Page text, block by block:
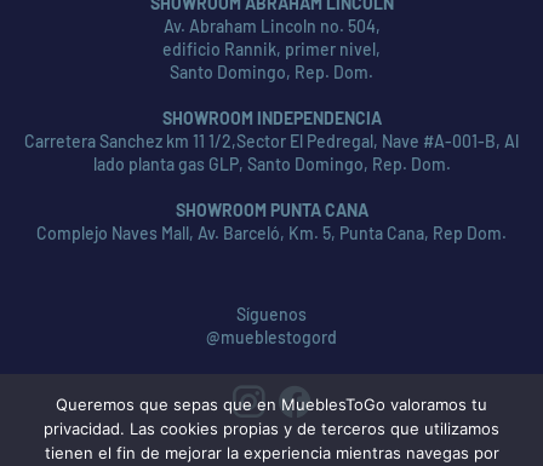
Av. Abraham Lincoln no. 504,
edificio Rannik, primer nivel,
Santo Domingo, Rep. Dom.
SHOWROOM INDEPENDENCIA
Carretera Sanchez km 11 1/2,Sector El Pedregal, Nave #A-001-B, Al
lado planta gas GLP, Santo Domingo, Rep. Dom.
SHOWROOM PUNTA CANA
Complejo Naves Mall, Av. Barceló, Km. 5, Punta Cana, Rep Dom.
Síguenos
@mueblestogord
Queremos que sepas que en MueblesToGo valoramos tu
privacidad. Las cookies propias y de terceros que utilizamos
tienen el fin de mejorar la experiencia mientras navegas por